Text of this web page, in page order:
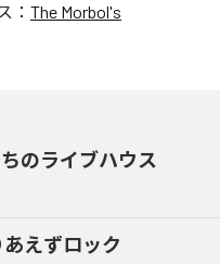
： The Morbol's
のライブハウス
あえずロック